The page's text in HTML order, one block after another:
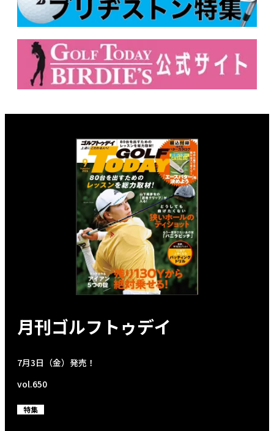
月刊ゴルフトゥデイ
7月3日（金）発売！
vol.650
特集